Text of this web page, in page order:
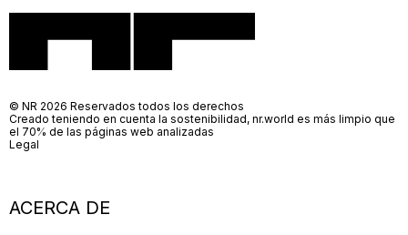
ACERCA DE
© NR 2026 Reservados todos los derechos
Creado teniendo en cuenta la sostenibilidad, nr.world es más limpio que
el 70% de las páginas web analizadas
Legal